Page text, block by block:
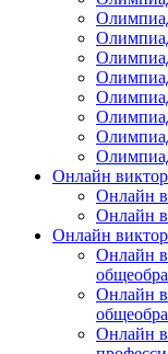
Онлайн
Онлайн
Онлайн
Онлайн
Онлайн
Онлайн
Онлайн